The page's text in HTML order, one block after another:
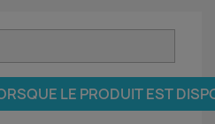
LE PRODUIT EST